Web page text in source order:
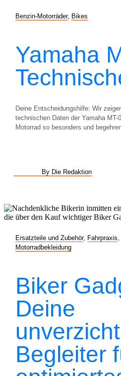
Benzin-Motorräder, Bikes
Yamaha
Deine Entscheidungshilfe: Wir
technischen Daten der Yamaha
Motorrad so besonders und
By Die Redaktion
Ersatzteile und Zubehör, Fahrpraxis
Motorradbekleidung
Biker
Deine
Begleiter